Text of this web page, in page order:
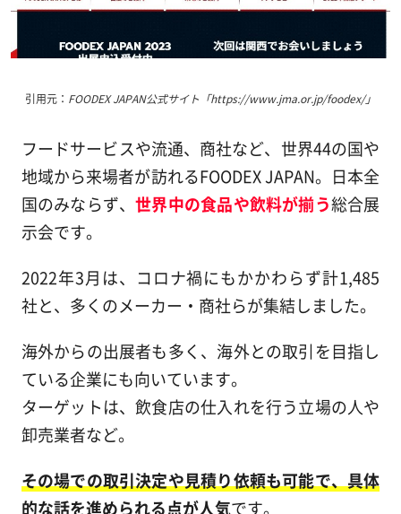
引用元： FOODEX JAPAN公式サイト「https://www.jma.or.jp/foodex/」
フードサービスや流通、商社など、世界44の国や
地域から来場者が訪れるFOODEX JAPAN。日本全
国のみならず、世界中の食品や飲料が揃う総合展
示会です。
2022年3月は、コロナ禍にもかかわらず計1,485
社と、多くのメーカー・商社らが集結しました。
海外からの出展者も多く、海外との取引を目指し
ている企業にも向いています。
ターゲットは、飲食店の仕入れを行う立場の人や
卸売業者など。
その場での取引決定や見積り依頼も可能で、具体
的な話を進められる点が人気です。